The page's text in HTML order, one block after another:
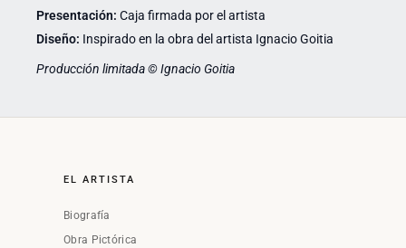
Presentación: Caja firmada por el artista
Diseño: Inspirado en la obra del artista Ignacio Goitia
Producción limitada © Ignacio Goitia
EL ARTISTA
Biografía
Obra Pictórica